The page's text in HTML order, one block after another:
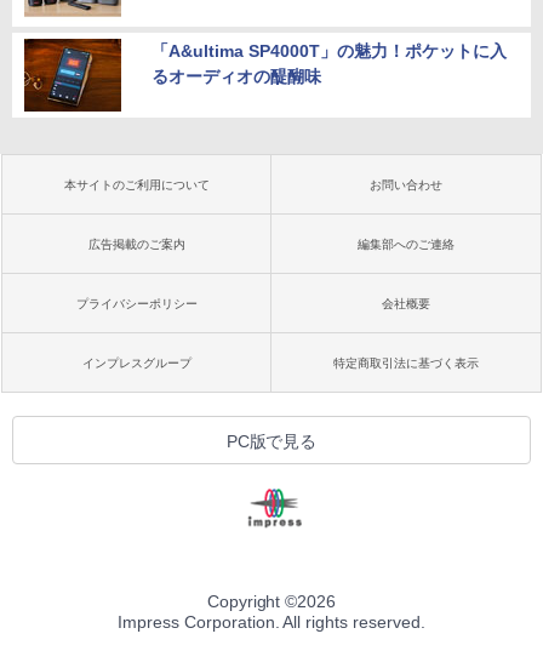
「A&ultima SP4000T」の魅力！ポケットに入
るオーディオの醍醐味
本サイトのご利用について お問い合わせ
広告掲載のご案内 編集部へのご連絡
プライバシーポリシー 会社概要
インプレスグループ 特定商取引法に基づく表示
PC版で見る
Copyright ©2026
Impress Corporation. All rights reserved.